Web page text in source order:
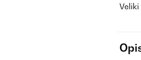
Veliki